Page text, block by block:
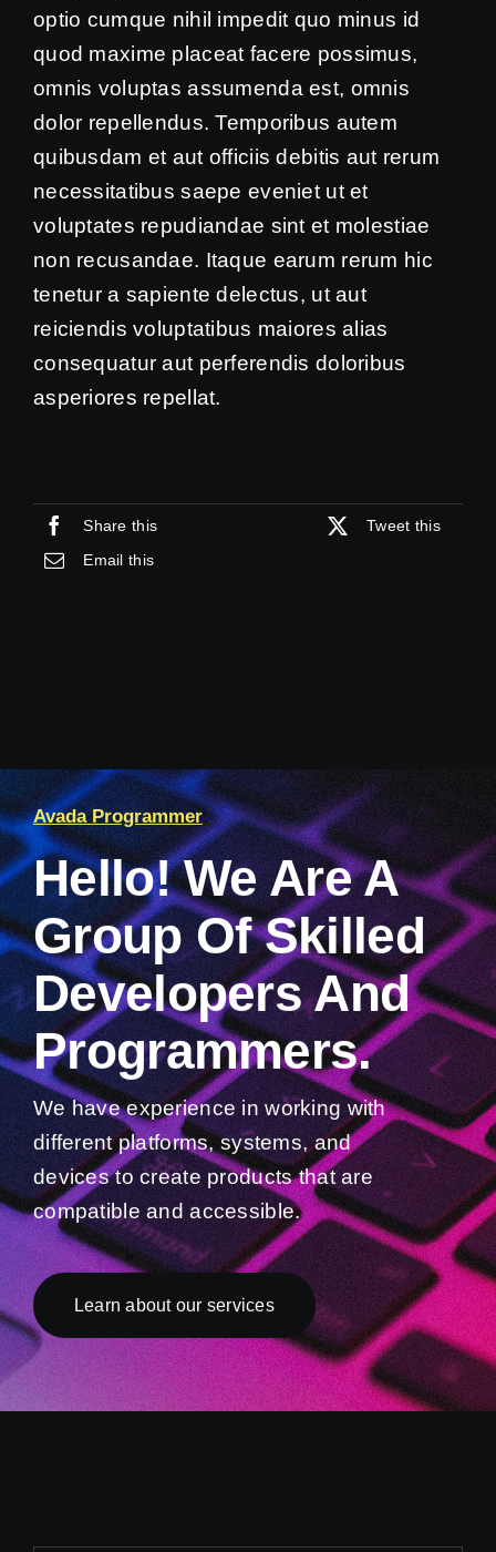
optio cumque nihil impedit quo minus id
quod maxime placeat facere possimus,
omnis voluptas assumenda est, omnis
dolor repellendus. Temporibus autem
quibusdam et aut officiis debitis aut rerum
necessitatibus saepe eveniet ut et
voluptates repudiandae sint et molestiae
non recusandae. Itaque earum rerum hic
tenetur a sapiente delectus, ut aut
reiciendis voluptatibus maiores alias
consequatur aut perferendis doloribus
asperiores repellat.
Share this
Tweet this
Email this
Avada Programmer
Hello! We Are A
Group Of Skilled
Developers And
Programmers.
We have experience in working with
different platforms, systems, and
devices to create products that are
compatible and accessible.
Learn about our services